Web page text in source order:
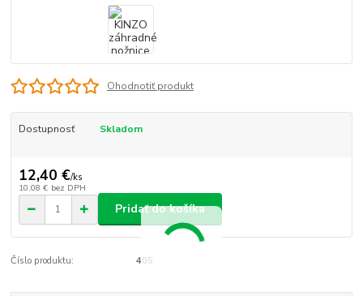
Ohodnotiť produkt
Dostupnosť Skladom
12,40 €/ks
10,08 € bez DPH
Pridať do košíka
Číslo produktu: 405